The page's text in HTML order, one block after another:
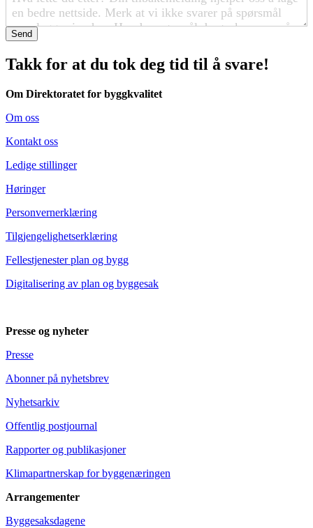
Send
Takk for at du tok deg tid til å svare!
Om Direktoratet for byggkvalitet
Om oss
Kontakt oss
Ledige stillinger
Høringer
Personvernerklæring
Tilgjengelighetserklæring
Fellestjenester plan og bygg
Digitalisering av plan og byggesak
Presse og nyheter
Presse
Abonner på nyhetsbrev
Nyhetsarkiv
Offentlig postjournal
Rapporter og publikasjoner
Klimapartnerskap for byggenæringen
Arrangementer
Byggesaksdagene